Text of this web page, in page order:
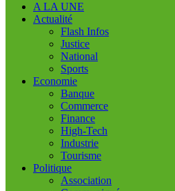
A LA UNE
Actualité
Flash Infos
Justice
National
Sports
Economie
Banque
Commerce
Finance
High-Tech
Industrie
Tourisme
Politique
Association